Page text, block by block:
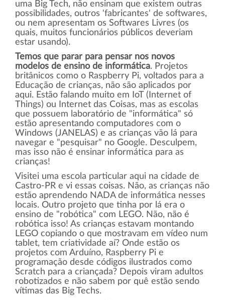
uma Big Tech, não ensinam que existem outras
possibilidades, outros 'fabricantes' de softwares,
ou nem apresentam os Softwares Livres (os
quais, muitos funcionários públicos deveriam
estar usando).
Temos que parar para pensar nos novos
modelos de ensino de informática. Projetos
britânicos como o Raspberry Pi, voltados para a
Educação de crianças, não são aplicados por
aqui. Estão falando muito em IoT (Internet of
Things) ou Internet das Coisas, mas as escolas
que possuem laboratório de "informática" só
estão apresentando computadores com o
Windows (JANELAS) e as crianças vão lá para
navegar e "pesquisar" no Google. Desculpem,
mas isso não é ensinar informática para as
crianças!
Visitei uma escola particular aqui na cidade de
Castro-PR e vi essas coisas. Não, as crianças não
estão aprendendo NADA de informática nesses
locais. Outro projeto que tinha por lá era o
ensino de "robótica" com LEGO. Não, não é
robótica isso! As crianças estavam montando
LEGO copiando o que mostravam em vídeo num
tablet, tem criatividade aí? Onde estão os
projetos com Arduíno, Raspberry Pi e
programação desde códigos ilustrados como
Scratch para a criançada? Depois viram adultos
robotizados e não sabem por quê estão sendo
vítimas das Big Techs.